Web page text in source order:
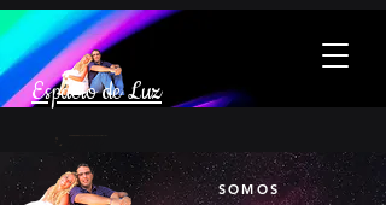
Espacio de Luz
SOMOS